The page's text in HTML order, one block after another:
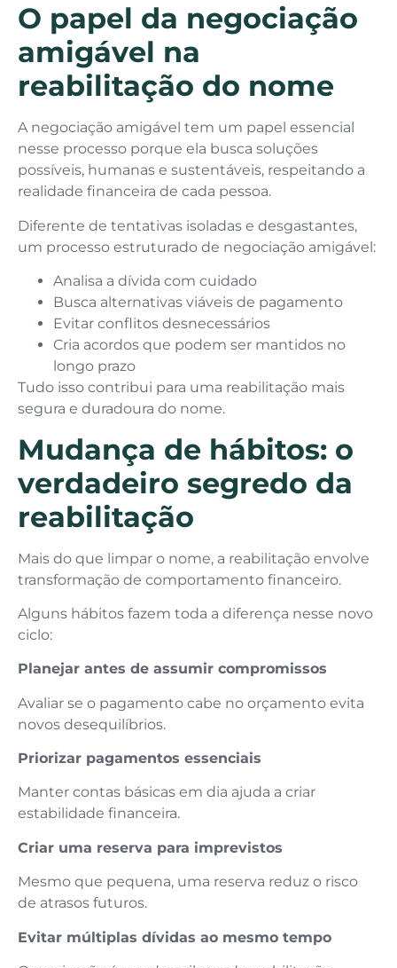
O papel da negociação
amigável na
reabilitação do nome
A negociação amigável tem um papel essencial
nesse processo porque ela busca soluções
possíveis, humanas e sustentáveis, respeitando a
realidade financeira de cada pessoa.
Diferente de tentativas isoladas e desgastantes,
um processo estruturado de negociação amigável:
Analisa a dívida com cuidado
Busca alternativas viáveis de pagamento
Evitar conflitos desnecessários
Cria acordos que podem ser mantidos no
longo prazo
Tudo isso contribui para uma reabilitação mais
segura e duradoura do nome.
Mudança de hábitos: o
verdadeiro segredo da
reabilitação
Mais do que limpar o nome, a reabilitação envolve
transformação de comportamento financeiro.
Alguns hábitos fazem toda a diferença nesse novo
ciclo:
Planejar antes de assumir compromissos
Avaliar se o pagamento cabe no orçamento evita
novos desequilíbrios.
Priorizar pagamentos essenciais
Manter contas básicas em dia ajuda a criar
estabilidade financeira.
Criar uma reserva para imprevistos
Mesmo que pequena, uma reserva reduz o risco
de atrasos futuros.
Evitar múltiplas dívidas ao mesmo tempo